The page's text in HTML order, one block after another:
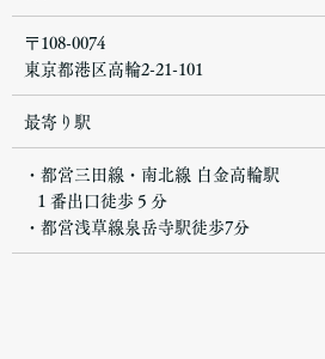
〒108-0074
東京都港区高輪2-21-101
最寄り駅
・都営三田線・南北線 白金高輪駅
１番出口徒歩５分
・都営浅草線泉岳寺駅徒歩7分